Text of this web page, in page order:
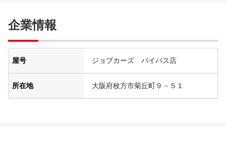
企業情報
屋号 ジョブカーズ バイパス店
所在地 大阪府枚方市菊丘町９－５１